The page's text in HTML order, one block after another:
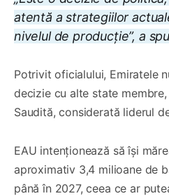
atentă a strategiilor
nivelul de producție”, a
Potrivit oficialului, Emiratele
decizie cu alte state
Saudită, considerată liderul
EAU intenționează să își
aproximativ 3,4 milioane de
până în 2027, ceea ce ar